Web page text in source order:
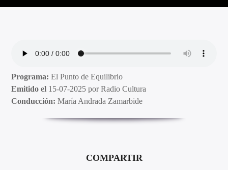
Programa: El Punto de Equilibrio
Emitido el 15-07-2025 por Radio Cultura
Conducción: María Andrada Zamarbide
COMPARTIR